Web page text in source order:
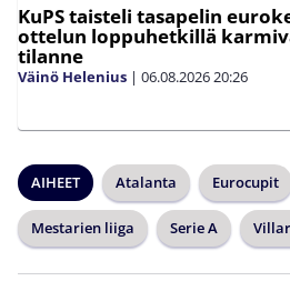
KuPS taisteli tasapelin
ottelun loppuhetkillä
tilanne
Väinö Helenius | 06.08.202620:26
AIHEET Atalanta Eurocupit
Mestarien liiga Serie A